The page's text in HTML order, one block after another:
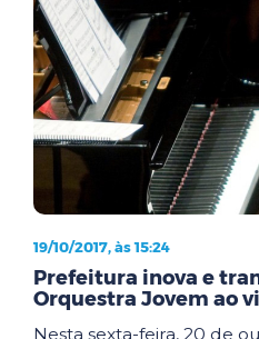
19/10/2017, às 15:24
Prefeitura inova e
Orquestra Jovem ao
Nesta sexta-feira, 20 de